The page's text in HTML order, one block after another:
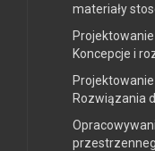
materiały
Koncepcje i
Rozwiązania